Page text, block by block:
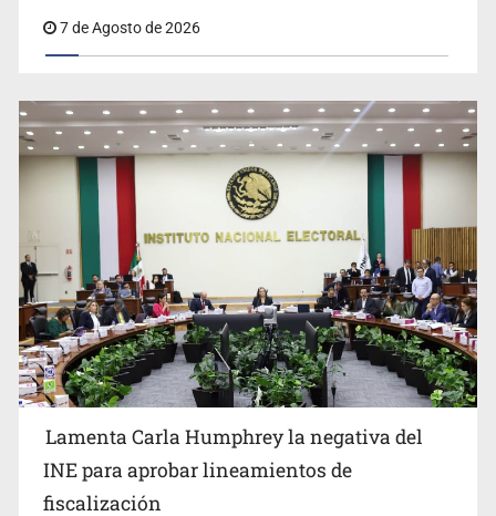
7 de Agosto de 2026
Lamenta Carla Humphrey la negativa del
INE para aprobar lineamientos de
fiscalización